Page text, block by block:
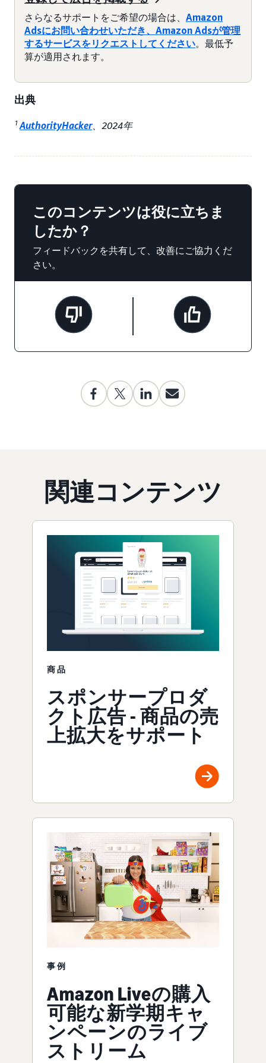
さらなるサポートをご希望の場合は、 Amazon
Adsにお問い合わせいただき、Amazon Adsが管理
するサービスをリクエストしてください。最低予
算が適用されます。
出典
1 AuthorityHacker、2024年
このコンテンツは役に立ちま
したか？
フィードバックを共有して、改善にご協力くだ
さい。
関連コンテンツ
商品
スポンサープロダ
クト広告 - 商品の売
上拡大をサポート
事例
Amazon Liveの購入
可能な新学期キャ
ンペーンのライブ
ストリーム